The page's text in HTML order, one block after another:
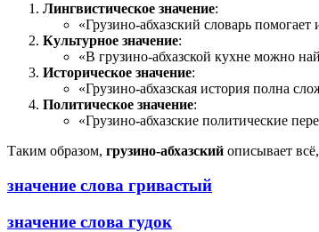
Лингвистическое значение:
«Грузино-абхазский словарь
Культурное значение:
«В грузино-абхазской кухне можно
Историческое значение:
«Грузино-абхазская история полна
Политическое значение:
«Грузино-абхазские политические
Таким образом, грузино-абхазский описывает
значение слова гривастый
значение слова гудок